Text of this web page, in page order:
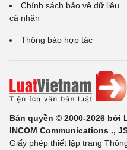
Chính sách bảo vệ dữ liệu
cá nhân
Thông báo hợp tác
Bản quyền © 2000-2026 bởi
INCOM Communications .,
Giấy phép thiết lập trang